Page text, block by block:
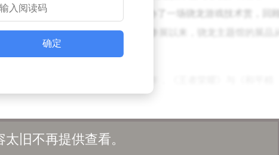
球副总裁侯明娟亲临上海，提前举办了一场骁龙游戏技术赏，回顾
持续的技术革新。自2018年首次参展以来，骁龙主题馆的展品从
游戏性能和体验的全新技术方案。
龙移动平台也在不断进化。从《王者荣耀》的高帧率模式，到
确定
太旧不再提供查看。